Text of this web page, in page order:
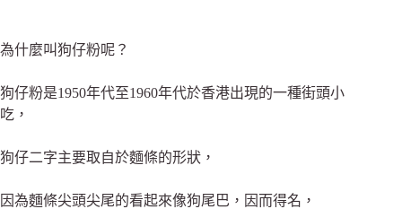
為什麼叫狗仔粉呢？
狗仔粉是1950年代至1960年代於香港出現的一種街頭小
吃，
狗仔二字主要取自於麵條的形狀，
因為麵條尖頭尖尾的看起來像狗尾巴，因而得名，